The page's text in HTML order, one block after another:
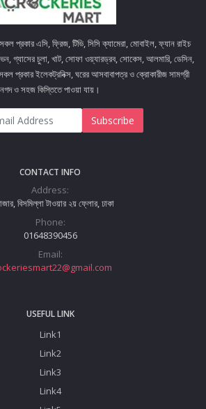
এসি, ফ্রিজ, টিভি, সিসি ক্যামেরা, মোবাইল, ফ্যান রাইচ
গ্যাসের চুলা, খাট, সোফা ওয়্যারড্রব, সোকেস, আলমারি, ডেসিন,
প্রকার ইলেকট্রনিক্স, ঘরের আসবাবাপত্র ও ক্রোকারীজ সামগ্রী
নগদ ও সহজ কিস্তিতে পাওয়া যায়।
Subscribe
CONTACT INFO
Address:
বিসমিল্লা টাওয়ার ২য় ফ্লোর, ঢাকা
Phone:
01648390456
Email:
USEFUL LINK
Link1
Link2
Link3
Link4